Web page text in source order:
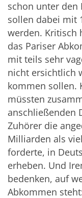
schon unter den
sollen dabei mit
werden. Kritisch
das Pariser
mit teils sehr
nicht ersichtlich
kommen sollen.
müssten
anschließenden
Zuhörer die
Milliarden als
forderte, in
erheben. Und
bedenken, auf
Abkommen